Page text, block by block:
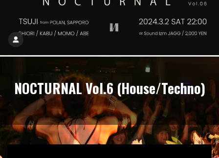
NOCTURNAL Vol.6 (House/Techno)